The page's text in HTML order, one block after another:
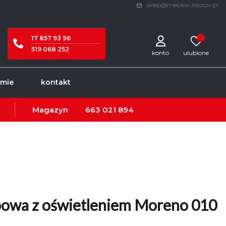
sklep@meblexrzeszow.pl
17 857 93 96
519 068 252
konto
kontakt
Magazyn 663 021 894
z oświetleniem Moreno 010